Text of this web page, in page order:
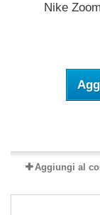
Nike
Aggiungi al